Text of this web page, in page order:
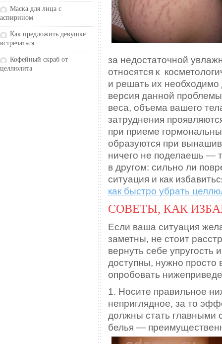
Маска для лица с
аспирином
Как предложить девушке
встречаться
Кофейный скраб от
целлюлита
за недостаточной
относятся к
и решать их
версия данной
веса, объема вашего
затруднения
при приеме
образуются при
ничего не поделаешь —
в другом: сильно ли
ситуация и как
как быстро убрать
СОВЕТЫ, КАК
Если ваша ситуация
заметны, не стоит
вернуть себе
доступны, нужно просто
опробовать
1. Носите правильное
неприглядное, за то
должны стать главными
белья —